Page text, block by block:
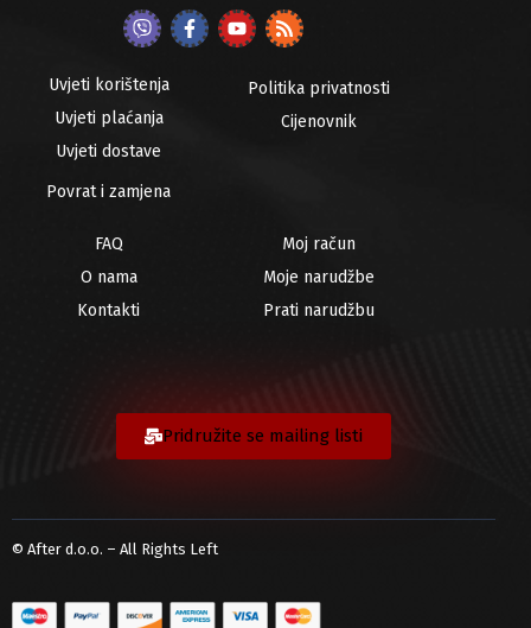
Uvjeti korištenja
Uvjeti plaćanja
Uvjeti dostave
Povrat i zamjena
Politika privatnosti
Cijenovnik
FAQ
O nama
Kontakti
Moj račun
Moje narudžbe
Prati narudžbu
Pridružite se mailing listi
© After d.o.o. – All Rights Left